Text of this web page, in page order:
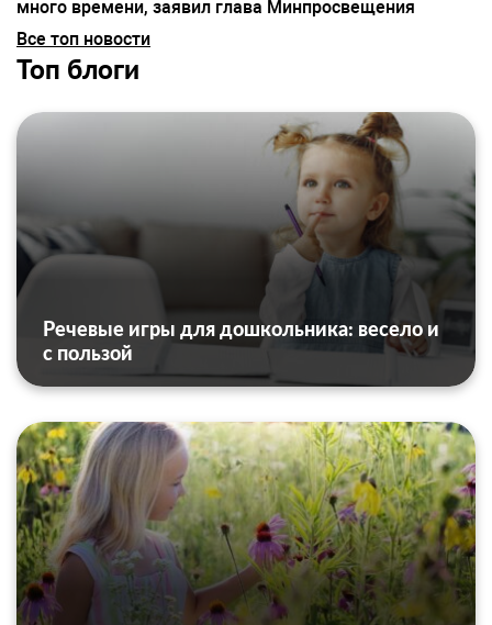
много времени, заявил глава Минпросвещения
Все топ новости
Топ блоги
Речевые игры для дошкольника: весело и
с пользой